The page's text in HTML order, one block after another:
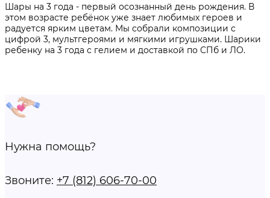
Шары на 3 года - первый осознанный день рождения. В
этом возрасте ребёнок уже знает любимых героев и
радуется ярким цветам. Мы собрали композиции с
цифрой 3, мультгероями и мягкими игрушками. Шарики
ребенку на 3 года с гелием и доставкой по СПб и ЛО.
Нужна помощь?
Звоните: +7 (812) 606-70-00